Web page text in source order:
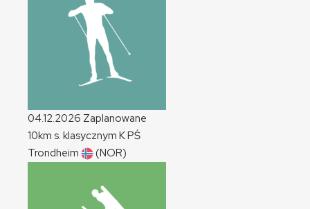
04.12.2026 Zaplanowane
10km s. klasycznym KPŚ
Trondheim
(NOR)